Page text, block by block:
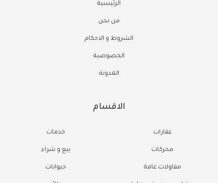
الرئيسية
من نحن
الشروط و الاحكام
الخصوصية
المدونة
الاقسام
عقارات
محركات
مقاولات عامة
خدمات
بيع و شراء
حيوانات